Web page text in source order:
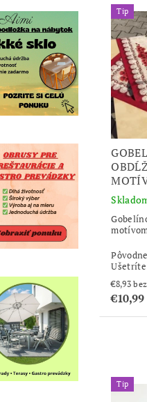
Tip
Ušetríte
€10,99
Tip